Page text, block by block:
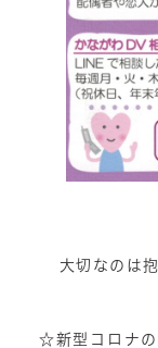
大切なのは
☆新型コロナの